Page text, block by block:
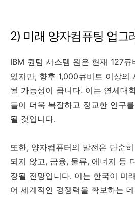
2) 미래 양자컴퓨팅 업그
IBM 퀀텀 시스템 원은 현재 127
있지만, 향후 1,000큐비트 이상의
될 가능성이 큽니다. 이는 연세대
들이 더욱 복잡하고 정교한 연구
될 것입니다.
또한, 양자컴퓨터의 발전은 단순
되지 않고, 금융, 물류, 에너지 등
장될 전망입니다. 이는 한국이 미
어 세계적인 경쟁력을 확보하는